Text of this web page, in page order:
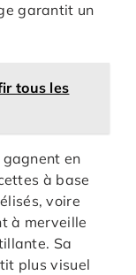
garantit un
tous les
en
à base
voire
à merveille
Sa
plus visuel